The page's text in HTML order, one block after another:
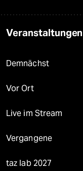
Veranstaltungen
Demnächst
Vor Ort
Live im Stream
Vergangene
taz lab 2027